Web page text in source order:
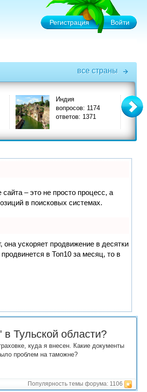
Регистрация Войти
все страны
Индия
вопросов: 1174
ответов: 1371
Италия
– это не просто процесс, а
в поисковых системах.
, она ускоряет продвижение в десятки
в Топ10 за месяц, то в
Тульской области?
куда я внесен. Какие документы
проблем на таможне?
Популярность темы форума: 1106